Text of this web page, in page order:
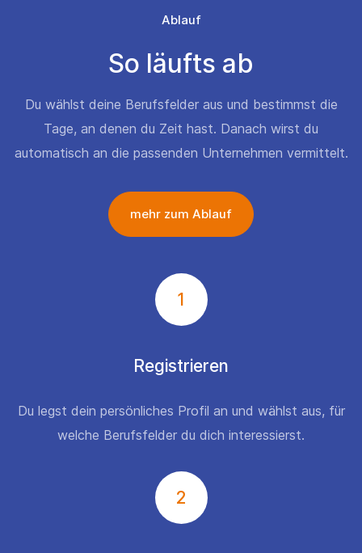
Ablauf
So läufts ab
Du wählst deine Berufsfelder aus und bestimmst die
Tage, an denen du Zeit hast. Danach wirst du
automatisch an die passenden Unternehmen vermittelt.
mehr zum Ablauf
1
Registrieren
Du legst dein persönliches Profil an und wählst aus, für
welche Berufsfelder du dich interessierst.
2